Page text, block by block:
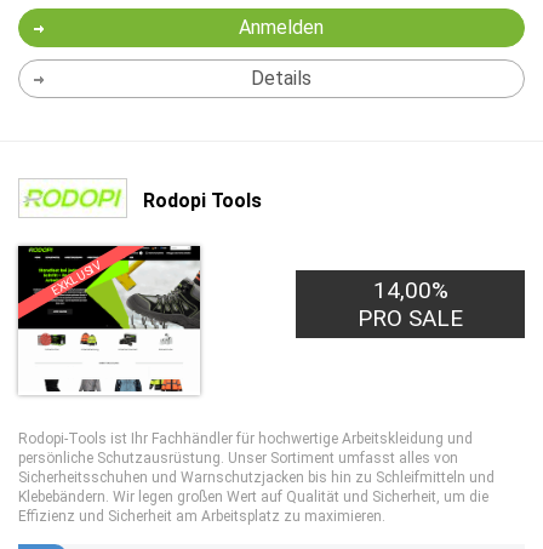
Anmelden
Details
Rodopi Tools
EXKLUSIV
14,00%
PRO SALE
Rodopi-Tools ist Ihr Fachhändler für hochwertige Arbeitskleidung und
persönliche Schutzausrüstung. Unser Sortiment umfasst alles von
Sicherheitsschuhen und Warnschutzjacken bis hin zu Schleifmitteln und
Klebebändern. Wir legen großen Wert auf Qualität und Sicherheit, um die
Effizienz und Sicherheit am Arbeitsplatz zu maximieren.